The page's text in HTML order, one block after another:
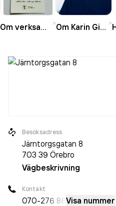
Terapi, Mindfulness. Jag
P, Krisberedskap och
Välj KBT och Psykologpraktik
Om verksamheten Om Karin Gillberg
Besöksadress
Järntorgsgatan 8
703 39 Örebro
Vägbeskrivning
Kontakt
070-276 86 Visa nummer